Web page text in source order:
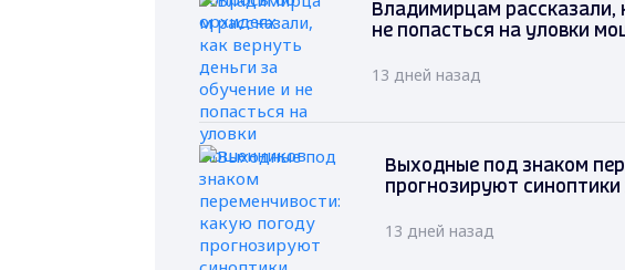
Владимирцам рассказали,
не попасться на уловки
13 дней назад
Выходные под знаком
прогнозируют
13 дней назад